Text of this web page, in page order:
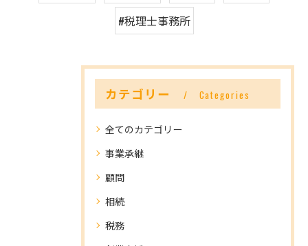
#税理士事務所
カテゴリー Categories
全てのカテゴリー
事業承継
顧問
相続
税務